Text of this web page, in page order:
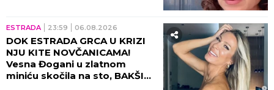
ESTRADA 23:59 06.08.2026
DOK ESTRADA GRCA U KRIZI
NJU KITE NOVČANICAMA!
Vesna Đogani u zlatnom
miniću skočila na sto, BAKŠIŠ